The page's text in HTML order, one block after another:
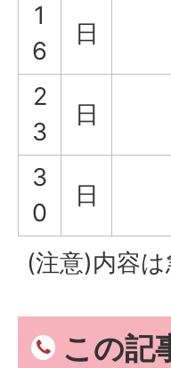
1
6
日
2
3
日
3
0
日
(注意)内容
この記